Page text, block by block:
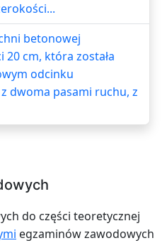
betonowej
cm, która została
odcinku
dwoma pasami ruchu, z
do części teoretycznej
egzaminów zawodowych